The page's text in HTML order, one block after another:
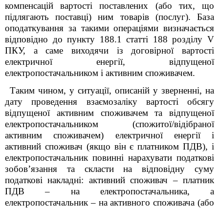
компенсацій вартості поставлених (або тих, що
підлягають поставці) ним товарів (послуг). База
оподаткування за такими операціями визначається
відповідно до пункту 188.1 статті 188 розділу V
ПКУ, а саме виходячи із договірної вартості
електричної енергії, відпущеної
електропостачальником і активним споживачем.
Таким чином, у ситуації, описаній у зверненні, на
дату проведення взаємозаліку вартості обсягу
відпущеної активним споживачем та відпущеної
електропостачальником (спожитої/відібраної
активним споживачем) електричної енергії і
активний споживач (якщо він є платником ПДВ), і
електропостачальник повинні нарахувати податкові
зобов’язання та скласти на відповідну суму
податкові накладні: активний споживач – платник
ПДВ – на електропостачальника, а
електропостачальник – на активного споживача (або